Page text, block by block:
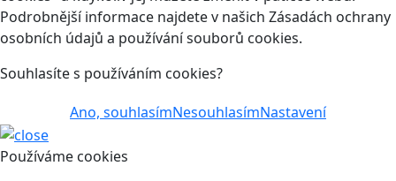
Podrobnější informace najdete v našich Zásadách ochrany
osobních údajů a používání souborů cookies.
Souhlasíte s používáním cookies?
Ano, souhlasímNesouhlasímNastavení
Používáme cookies